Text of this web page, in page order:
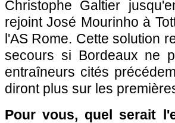
Christophe Galtier
rejoint José Mourinho à
l'AS Rome. Cette solution
secours si Bordeaux ne
entraîneurs cités
diront plus sur les
Pour vous, quel serait